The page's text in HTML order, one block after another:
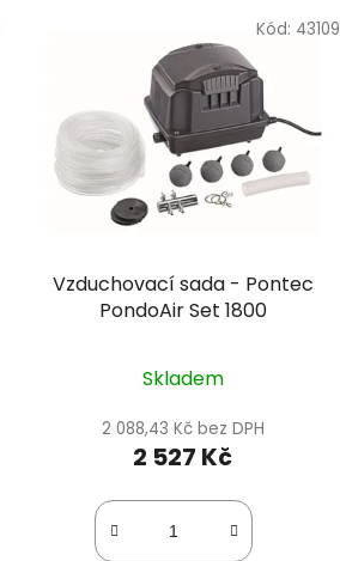
Vzduchovací sada - Pontec
PondoAir Set 1800
Skladem
2 088,43 Kč bez DPH
2 527 Kč
Kód: 43109